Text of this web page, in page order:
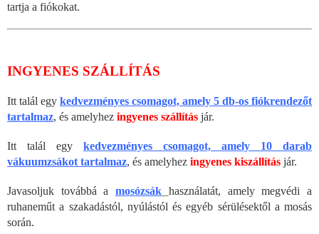
tartja a fiókokat.
INGYENES SZÁLLÍTÁS
Itt talál egy kedvezményes csomagot, amely 5 db-os fiókrendezőt
tartalmaz, és amelyhez ingyenes szállítás jár.
Itt talál egy kedvezményes csomagot, amely 10 darab
vákuumzsákot tartalmaz, és amelyhez ingyenes kiszállítás jár.
Javasoljuk továbbá amosózsák használatát, amely megvédi a
ruhaneműt a szakadástól, nyúlástól és egyéb sérülésektől a mosás
során.